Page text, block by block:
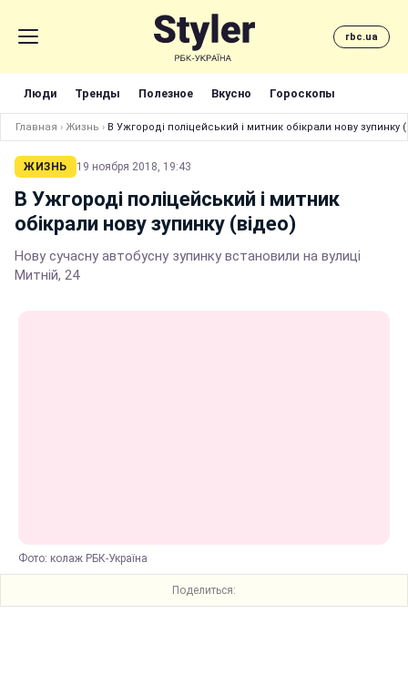
rbc.ua
Люди Тренды Полезное Вкусно Гороскопы
Главная › Жизнь › В Ужгороді поліцейський і митник обікрали нову зупинку
ЖИЗНЬ 19 ноября 2018, 19:43
В Ужгороді поліцейський і митник
обікрали нову зупинку (відео)
Нову сучасну автобусну зупинку встановили на вулиці
Митній, 24
Фото: колаж РБК-Україна
Поделиться: